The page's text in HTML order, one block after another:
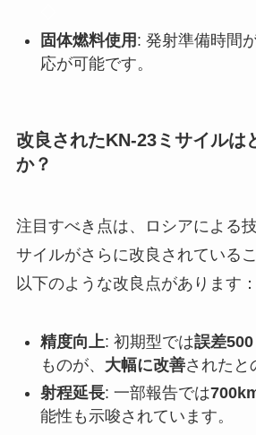
固体燃料使用 : 発射準備時間
応が可能です。
改良されたKN-23ミサイルは
か？
注目すべき点は、ロシアによる
サイルがさらに改良されているこ
以下のような改良点があります：
精度向上: 初期型では誤差
ものが、 大幅に改善されたと
射程延長: 一部報告では
能性も示唆されています。